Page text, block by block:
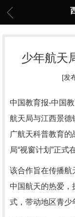
少年航天
[发
中国教育报-中国
航天局与江西景德
广航天科普教育
局“视窗计划”正式
该合作旨在传播航
中国航天的热爱
式，带动地区青少